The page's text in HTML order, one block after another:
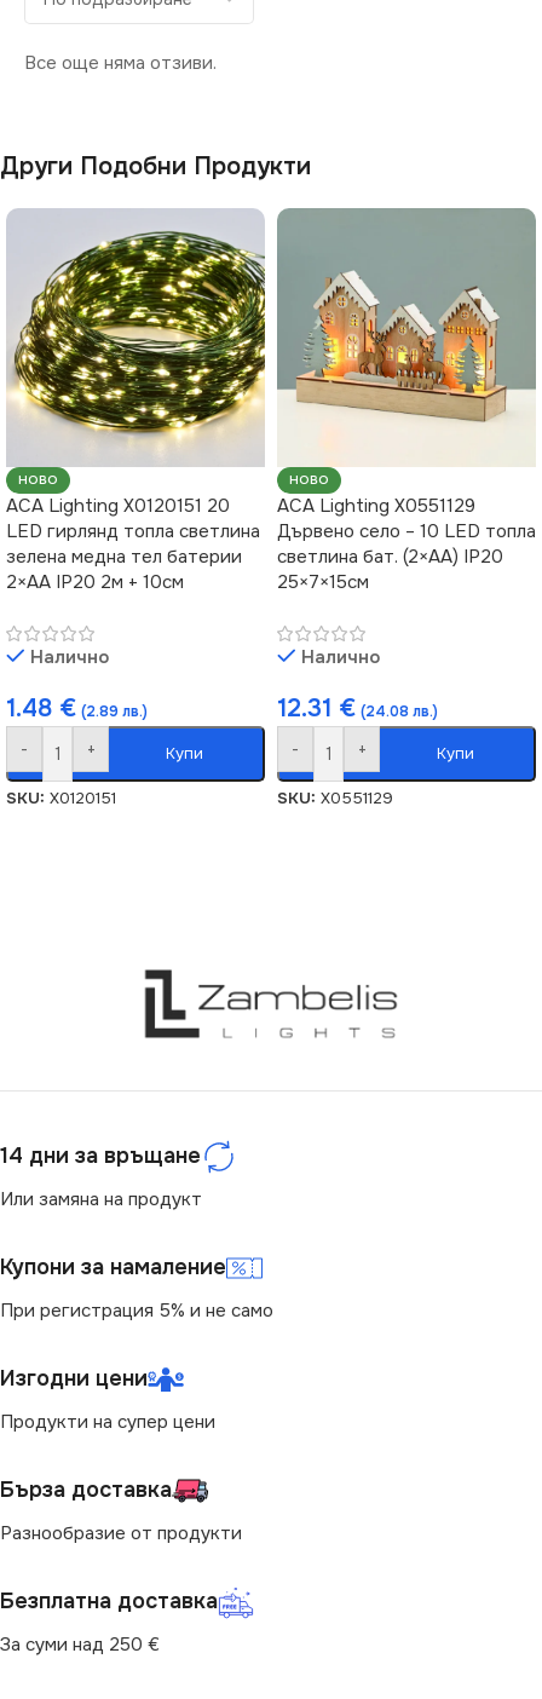
Все още няма отзиви.
Други Подобни Продукти
НОВО
ACA Lighting X0120151 20
LED гирлянд топла светлина
зелена медна тел батерии
2×AA IP20 2м + 10см
Налично
1.48 € (2.89 лв.)
- + Купи
SKU: X0120151
НОВО
ACA Lighting X0551129
Дървено село – 10 LED топла
светлина бат. (2×AA) IP20
25×7×15см
Налично
12.31 € (24.08 лв.)
- + Купи
SKU: X0551129
14 дни за връщане
Или замяна на продукт
Купони за намаление
При регистрация 5% и не само
Изгодни цени
Продукти на супер цени
Бърза доставка
Разнообразие от продукти
Безплатна доставка
За суми над 250 €